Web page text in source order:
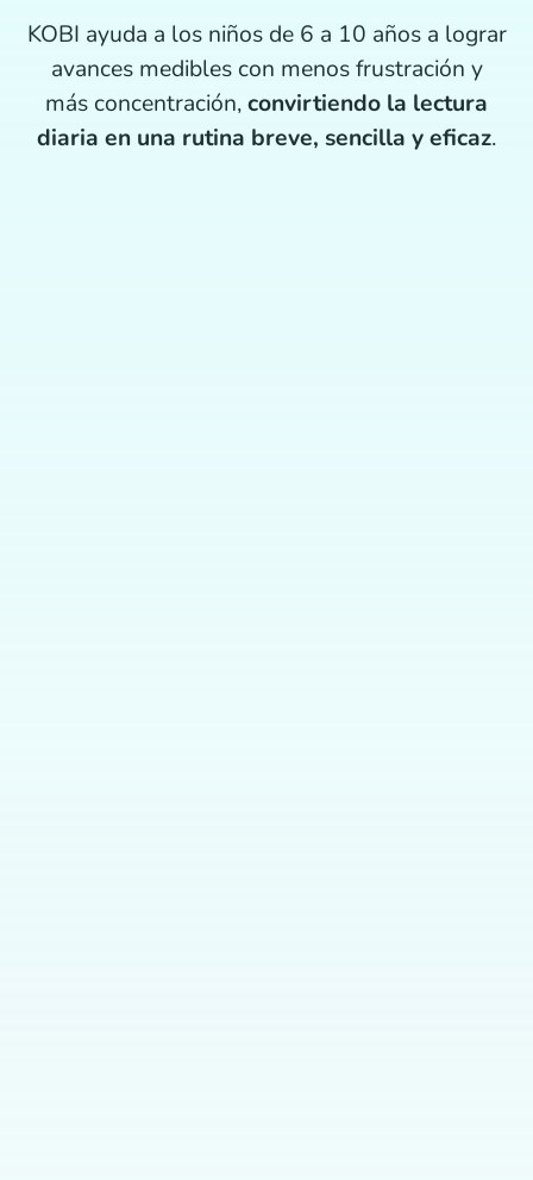
KOBI ayuda a los niños de 6 a 10 años a lograr
avances medibles con menos frustración y
más concentración,convirtiendo la lectura
diaria en una rutina breve, sencilla y eficaz.